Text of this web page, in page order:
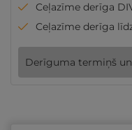
Ceļazīme derīga
Ceļazīme derīga līdz
Derīguma termiņš